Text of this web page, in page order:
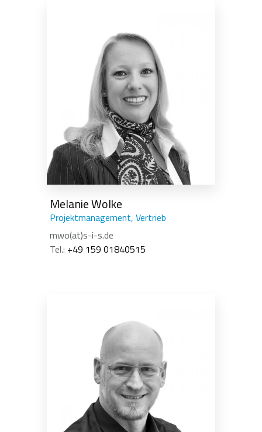
Melanie Wolke
Projektmanagement, Vertrieb
mwo(at)s-i-s.de
Tel.: +49 159 01840515